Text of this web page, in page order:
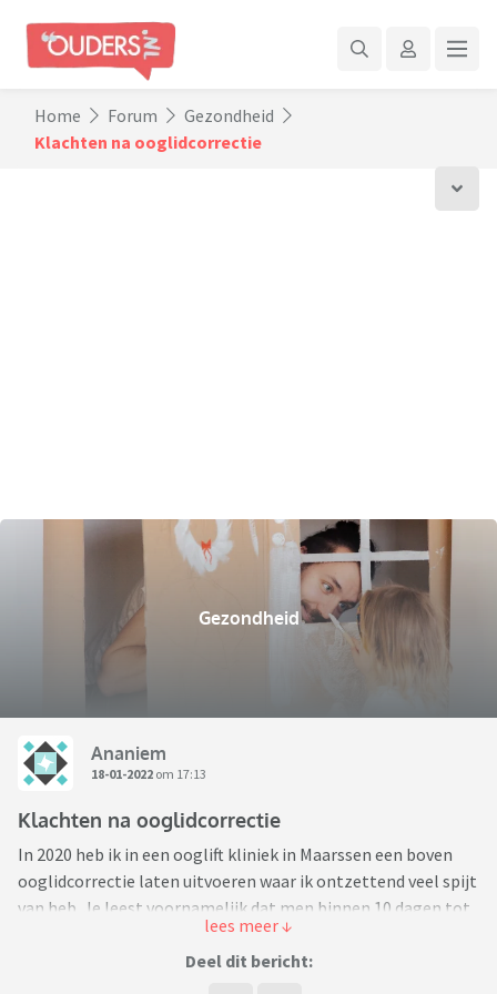
Home Forum
Gezondheid
Klachten na ooglidcorrectie
Gezondheid
Ananiem
18-01-2022 om 17:13
Klachten na ooglidcorrectie
In 2020 heb ik in een ooglift kliniek in Maarssen een boven
ooglidcorrectie laten uitvoeren waar ik ontzettend veel spijt
van heb. Je leest voornamelijk dat men binnen 10 dagen tot
14 weken weer toonbaar is, maar bij heel veel mensen duurt
het herstel maanden. Het had een subtiele correctie
Deel dit bericht: